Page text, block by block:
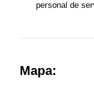
personal de
Mapa: